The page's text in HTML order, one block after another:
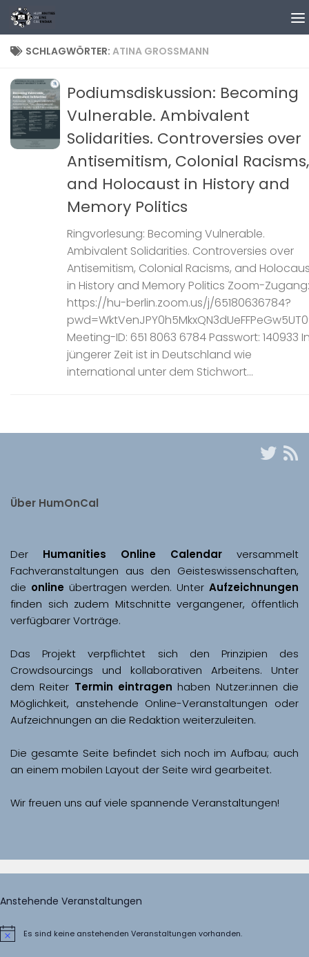
Zum Inhalt springen
SCHLAGWÖRTER: ATINA GROSSMANN
Podiumsdiskussion: Becoming
Vulnerable. Ambivalent
Solidarities. Controversies over
Antisemitism, Colonial Racisms,
and Holocaust in History and
Memory Politics
Ringvorlesung: Becoming Vulnerable.
Ambivalent Solidarities. Controversies over
Antisemitism, Colonial Racisms, and
in History and Memory Politics Zoom-Zugang:
https://hu-berlin.zoom.us/j/65180636784?
Meeting-ID: 651 8063 6784 Passwort: 140933
jüngerer Zeit ist in Deutschland wie
international unter dem Stichwort...
Über HumOnCal
Der Humanities Online Calendar versammelt
Fachveranstaltungen aus den Geisteswissenschaften,
die online übertragen werden. Unter Aufzeichnungen
finden sich zudem Mitschnitte vergangener, öffentlich
Das Projekt verpflichtet sich den Prinzipien des
Crowdsourcings und kollaborativen Arbeitens. Unter
dem Reiter Termin eintragen haben Nutzer:innen die
Möglichkeit, anstehende Online-Veranstaltungen oder
Aufzeichnungen an die Redaktion weiterzuleiten.
Die gesamte Seite befindet sich noch im Aufbau; auch
Wir freuen uns auf viele spannende Veranstaltungen!
Anstehende Veranstaltungen
HinweisEs sind keine anstehenden Veranstaltungen vorhanden.